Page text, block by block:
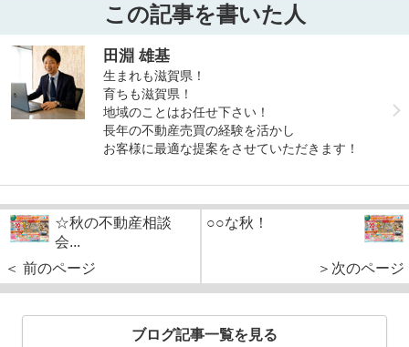
この記事を書いた人
田淵 雄基
生まれも滋賀県！
育ちも滋賀県！
地域のことはお任せ下さい！
長年の不動産売買の経験を活かし
お客様に最適な提案をさせていただきます！
☆秋の不動産相談
会...
＜ 前のページ
○○な秋！
＞次のページ
ブログ記事一覧を見る